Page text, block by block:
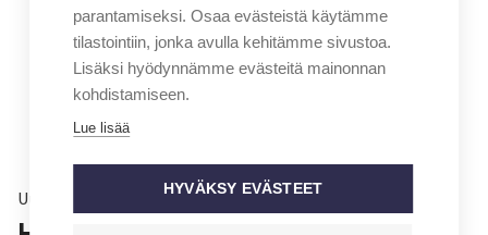
Uutinen
parantamiseksi. Osaa evästeistä käytämme
tilastointiin, jonka avulla kehitämme sivustoa.
Lisäksi hyödynnämme evästeitä mainonnan
kohdistamiseen.
Lue lisää
HYVÄKSY EVÄSTEET